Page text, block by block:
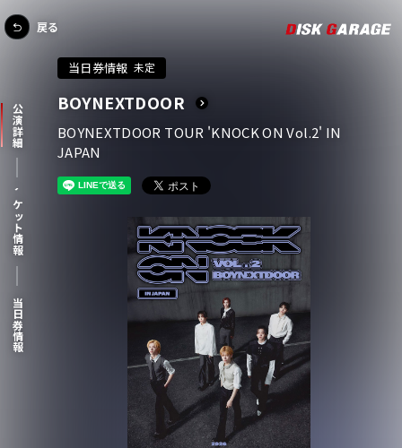
公演詳細
チケット情報
当日券情報
当日券情報 未定
BOYNEXTDOOR
BOYNEXTDOOR TOUR 'KNOCK ON Vol.2' IN
JAPAN
戻る